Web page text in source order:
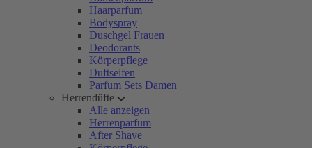
Haarparfum
Bodyspray
Duschgel Frauen
Deodorants
Körperpflege
Duftseifen
Parfum Sets Damen
Herrendüfte
Alle anzeigen
Herrenparfum
After Shave